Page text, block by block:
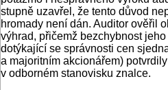
stupně uzavřel, že tento důvod
hromady není dán. Auditor ověřil
výhrad, přičemž bezchybnost
dotýkající se správnosti cen
a majoritním akcionářem)
v odborném stanovisku znalce.